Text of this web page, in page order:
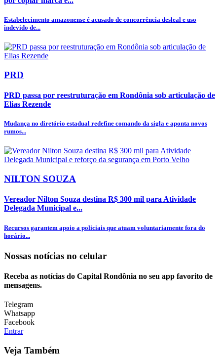
Estabelecimento amazonense é acusado de concorrência desleal e uso
indevido de...
PRD
PRD passa por reestruturação em Rondônia sob articulação de
Elias Rezende
Mudança no diretório estadual redefine comando da sigla e aponta novos
rumos...
NILTON SOUZA
Vereador Nilton Souza destina R$ 300 mil para Atividade
Delegada Municipal e...
Recursos garantem apoio a policiais que atuam voluntariamente fora do
horário...
Nossas notícias no celular
Receba as notícias do Capital Rondônia no seu app favorito de
mensagens.
Telegram
Whatsapp
Facebook
Entrar
Veja Também